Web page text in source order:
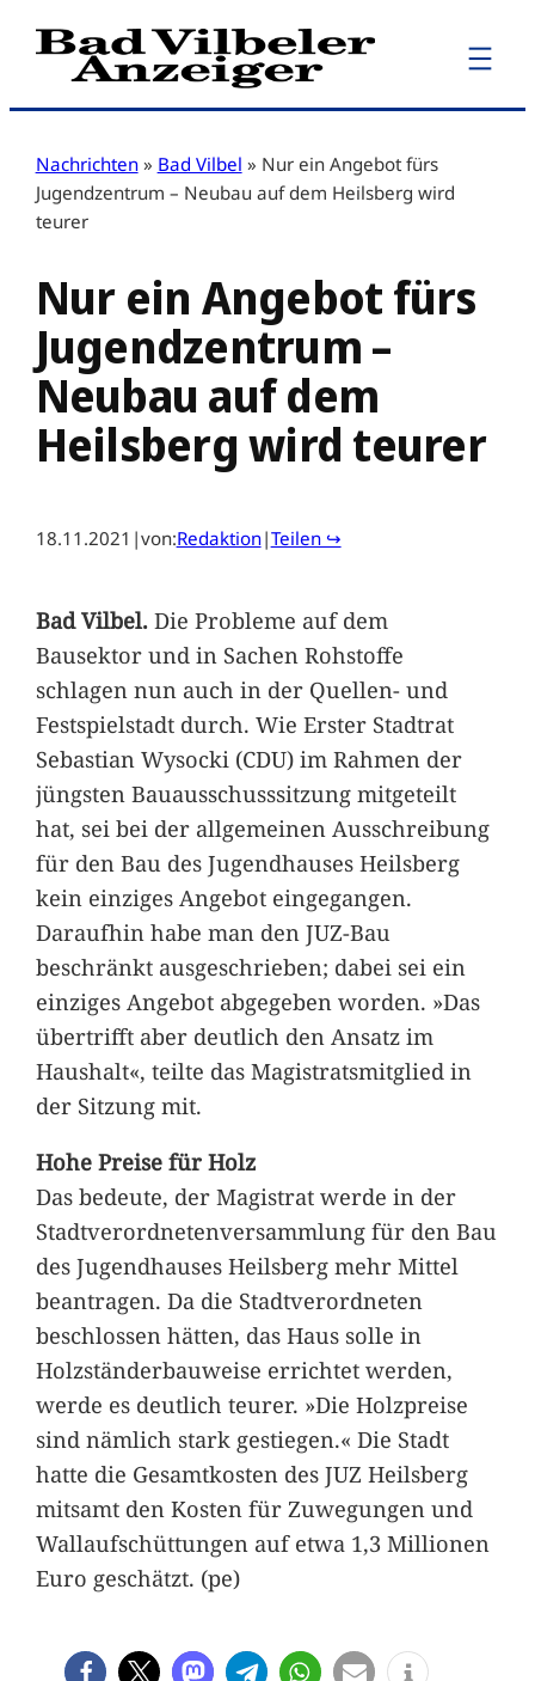
Zum
Inhalt
Nachrichten » Bad Vilbel » Nur ein Angebot fürs
Jugendzentrum – Neubau auf dem Heilsberg wird
teurer
Nur ein Angebot fürs
Jugendzentrum –
Neubau auf dem
Heilsberg wird teurer
18.11.2021 |von:Redaktion|Teilen ↪
Bad Vilbel.Die Probleme auf dem
Bausektor und in Sachen Rohstoffe
schlagen nun auch in der Quellen- und
Festspielstadt durch. Wie Erster Stadtrat
Sebastian Wysocki (CDU) im Rahmen der
jüngsten Bauausschusssitzung mitgeteilt
hat, sei bei der allgemeinen Ausschreibung
für den Bau des Jugendhauses Heilsberg
kein einziges Angebot eingegangen.
Daraufhin habe man den JUZ-Bau
beschränkt ausgeschrieben; dabei sei ein
einziges Angebot abgegeben worden. »Das
übertrifft aber deutlich den Ansatz im
Haushalt«, teilte das Magistratsmitglied in
der Sitzung mit.
Hohe Preise für Holz
Das bedeute, der Magistrat werde in der
Stadtverordnetenversammlung für den Bau
des Jugendhauses Heilsberg mehr Mittel
beantragen. Da die Stadtverordneten
beschlossen hätten, das Haus solle in
Holzständerbauweise errichtet werden,
werde es deutlich teurer. »Die Holzpreise
sind nämlich stark gestiegen.« Die Stadt
hatte die Gesamtkosten des JUZ Heilsberg
mitsamt den Kosten für Zuwegungen und
Wallaufschüttungen auf etwa 1,3 Millionen
Euro geschätzt. (pe)